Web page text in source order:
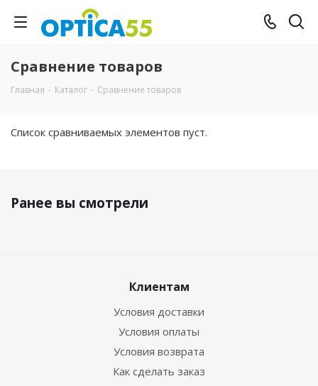
Сравнение товаров
Главная - Каталог - Сравнение товаров
Список сравниваемых элементов пуст.
Ранее вы смотрели
Клиентам
Условия доставки
Условия оплаты
Условия возврата
Как сделать заказ